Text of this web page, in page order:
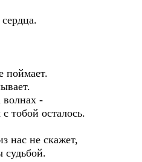
поймает.
волнах -
тобой осталось.
нас не скажет,